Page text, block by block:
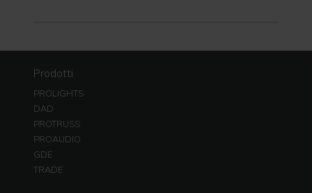
Prodotti
PROLIGHTS
DAD
PROTRUSS
PROAUDIO
GDE
TRADE